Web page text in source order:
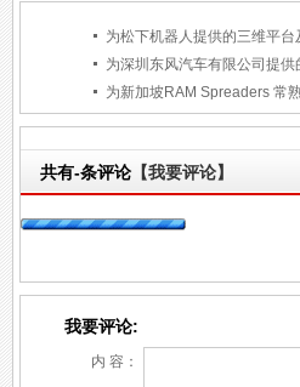
为松下机器人提供的三维平
为深圳东风汽车有限公司提
共有-条评论 【我要评论】
我要评论:
内 容：